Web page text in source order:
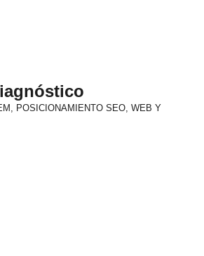
POSICIONAMIENTO SEO, WEB Y